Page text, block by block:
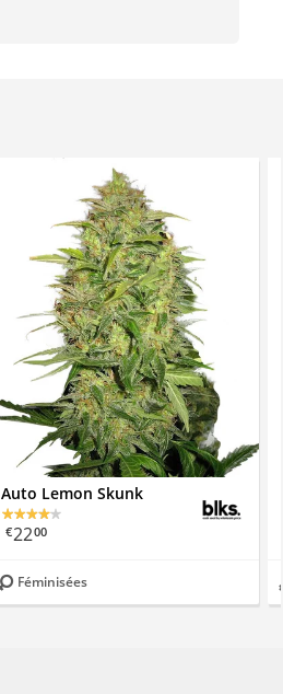
Auto Lemon Skunk
€2200
Féminisées